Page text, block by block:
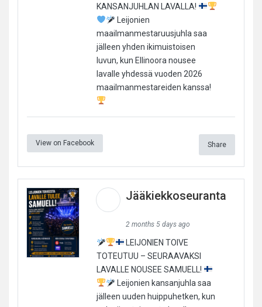
KANSANJUHLAN LAVALLA!
Leijonien
maailmanmestaruusjuhla saa
jälleen yhden ikimuistoisen
luvun, kun Ellinoora nousee
lavalle yhdessä vuoden 2026
maailmanmestareiden kanssa!
View on Facebook Share
Jääkiekkoseuranta
2 months 5 days ago
LEIJONIEN TOIVE
TOTEUTUU – SEURAAVAKSI
LAVALLE NOUSEE SAMUELL!
Leijonien kansanjuhla saa
jälleen uuden huippuhetken, kun